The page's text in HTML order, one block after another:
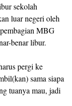
sekolah
luar negeri oleh
MBG
benar libur.
pergi ke
sama siapa
tuanya mau, jadi